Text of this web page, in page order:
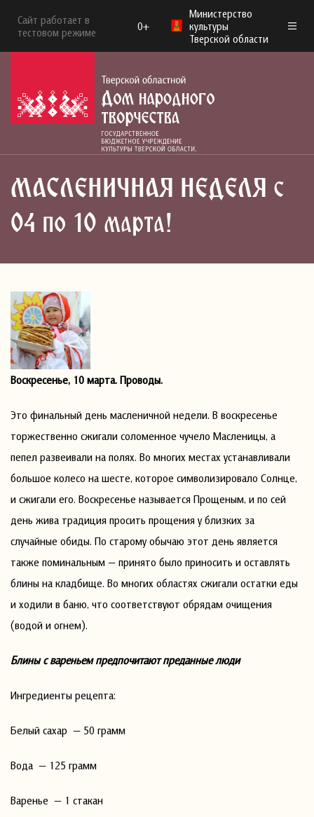
Сайт работает в
тестовом режиме
0+
Министерство
культуры
Тверской области
МАСЛЕНИЧНАЯ НЕДЕЛЯ с
04 по 10 марта!
Воскресенье, 10 марта. Проводы.
Это финальный день масленичной недели. В воскресенье
торжественно сжигали соломенное чучело Масленицы, а
пепел развеивали на полях. Во многих местах устанавливали
большое колесо на шесте, которое символизировало Солнце,
и сжигали его. Воскресенье называется Прощеным, и по сей
день жива традиция просить прощения у близких за
случайные обиды. По старому обычаю этот день является
также поминальным — принято было приносить и оставлять
блины на кладбище. Во многих областях сжигали остатки еды
и ходили в баню, что соответствуют обрядам очищения
(водой и огнем).
Блины с вареньем предпочитают преданные люди
Ингредиенты рецепта:
Белый сахар — 50 грамм
Вода — 125 грамм
Варенье — 1 стакан